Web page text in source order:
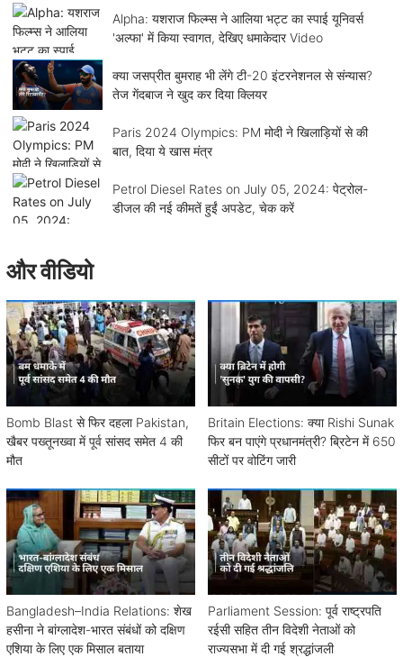
Alpha: यशराज फिल्म्स ने आलिया भट्ट का स्पाई यूनिवर्स
'अल्फा' में किया स्वागत, देखिए धमाकेदार Video
क्या जसप्रीत बुमराह भी लेंगे टी-20 इंटरनेशनल से संन्यास?
तेज गेंदबाज ने खुद कर दिया क्लियर
Paris 2024 Olympics: PM मोदी ने खिलाड़ियों से की
बात, दिया ये खास मंत्र
Petrol Diesel Rates on July 05, 2024: पेट्रोल-
डीजल की नई कीमतें हुईं अपडेट, चेक करें
और वीडियो
Bomb Blast से फिर दहला Pakistan,
खैबर पख्तूनख्वा में पूर्व सांसद समेत 4 की
मौत
Britain Elections: क्या Rishi Sunak
फिर बन पाएंगे प्रधानमंत्री? ब्रिटेन में 650
सीटों पर वोटिंग जारी
Bangladesh–India Relations: शेख
हसीना ने बांग्लादेश-भारत संबंधों को दक्षिण
एशिया के लिए एक मिसाल बताया
Parliament Session: पूर्व राष्ट्रपति
रईसी सहित तीन विदेशी नेताओं को
राज्यसभा में दी गई श्रद्धांजली